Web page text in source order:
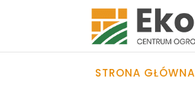
STRONA GŁÓWNA